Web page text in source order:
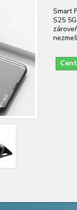
Smart
S25